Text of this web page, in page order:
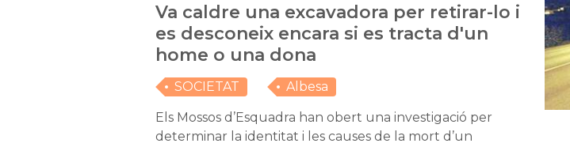
Va caldre una excavadora per retirar-lo i
es desconeix encara si es tracta d'un
home o una dona
SOCIETAT Albesa
Els Mossos d’Esquadra han obert una investigació per
determinar la identitat i les causes de la mort d’un